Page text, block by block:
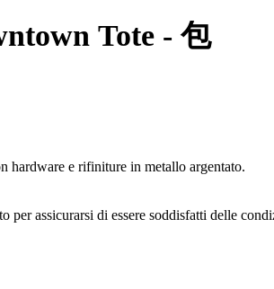
Tote - 包
hardware e rifiniture in metallo argentato.
assicurarsi di essere soddisfatti delle